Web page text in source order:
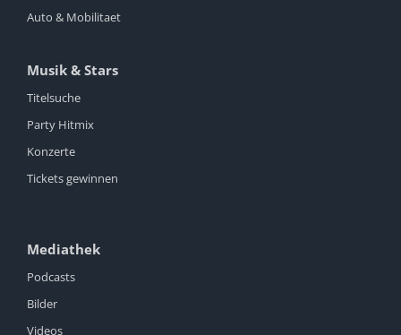
Auto & Mobilitaet
Musik & Stars
Titelsuche
Party Hitmix
Konzerte
Tickets gewinnen
Mediathek
Podcasts
Bilder
Videos